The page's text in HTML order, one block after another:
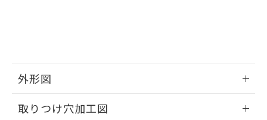
外形図
取りつけ穴加工図
の共同利用に関して"
の「1.共同利
るもので、過去に遡って非含有を証明する
ものではありません。
また、RoHS指令のフタル酸エステル類４